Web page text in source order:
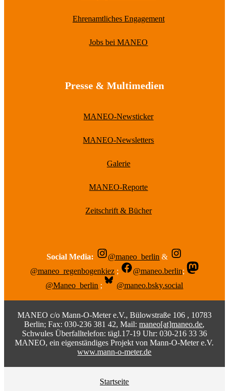
Ehrenamtliches Engagement
Jobs bei MANEO
Presse & Multimedien
MANEO-Newsticker
MANEO-Newsletters
Galerie
MANEO-Reporte
Zeitschrift & Bücher
Social Media: @maneo_berlin &
@maneo_regenbogenkiez ; @maneo.berlin;
@Maneo_berlin ; @maneo.bsky.social
MANEO c/o Mann-O-Meter e.V., Bülowstraße 106 , 10783
Berlin; Fax: 030-236 381 42, Mail:maneo[at]maneo.de,
Schwules Überfalltelefon: tägl.17-19 Uhr: 030-216 33 36
MANEO, ein eigenständiges Projekt von Mann-O-Meter e.V.
www.mann-o-meter.de
Startseite